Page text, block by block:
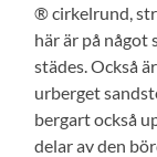
® cirkelrund,
här är på något
städes. Också
urberget
bergart också
delar av den